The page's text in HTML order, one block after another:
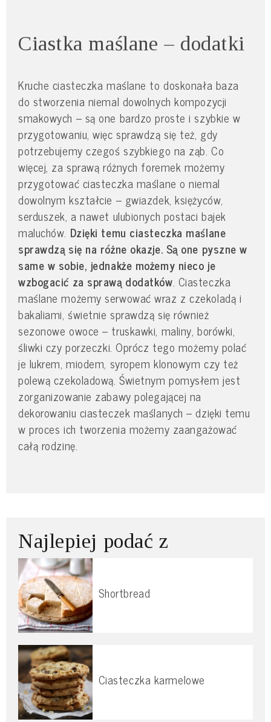
Ciastka maślane – dodatki
Kruche ciasteczka maślane to doskonała baza
do stworzenia niemal dowolnych kompozycji
smakowych – są one bardzo proste i szybkie w
przygotowaniu, więc sprawdzą się też, gdy
potrzebujemy czegoś szybkiego na ząb. Co
więcej, za sprawą różnych foremek możemy
przygotować ciasteczka maślane o niemal
dowolnym kształcie – gwiazdek, księżyców,
serduszek, a nawet ulubionych postaci bajek
maluchów. Dzięki temu ciasteczka maślane
sprawdzą się na różne okazje. Są one pyszne w
same w sobie, jednakże możemy nieco je
wzbogacić za sprawą dodatków. Ciasteczka
maślane możemy serwować wraz z czekoladą i
bakaliami, świetnie sprawdzą się również
sezonowe owoce – truskawki, maliny, borówki,
śliwki czy porzeczki. Oprócz tego możemy polać
je lukrem, miodem, syropem klonowym czy też
polewą czekoladową. Świetnym pomysłem jest
zorganizowanie zabawy polegającej na
dekorowaniu ciasteczek maślanych – dzięki temu
w proces ich tworzenia możemy zaangażować
całą rodzinę.
Najlepiej podać z
Shortbread
Ciasteczka karmelowe